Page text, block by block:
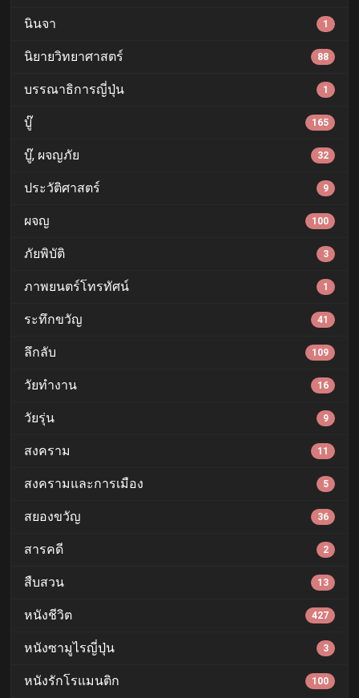
นินจา 1
นิยายวิทยาศาสตร์ 88
บรรณาธิการญี่ปุ่น 1
บู๊ 165
บู๊, ผจญภัย 32
ประวัติศาสตร์ 9
ผจญ 100
ภัยพิบัติ 3
ภาพยนตร์โทรทัศน์ 1
ระทึกขวัญ 41
ลึกลับ 109
วัยทำงาน 16
วัยรุ่น 9
สงคราม 11
สงครามและการเมือง 5
สยองขวัญ 36
สารคดี 2
สืบสวน 13
หนังชีวิต 427
หนังซามูไรญี่ปุ่น 3
หนังรักโรแมนติก 100